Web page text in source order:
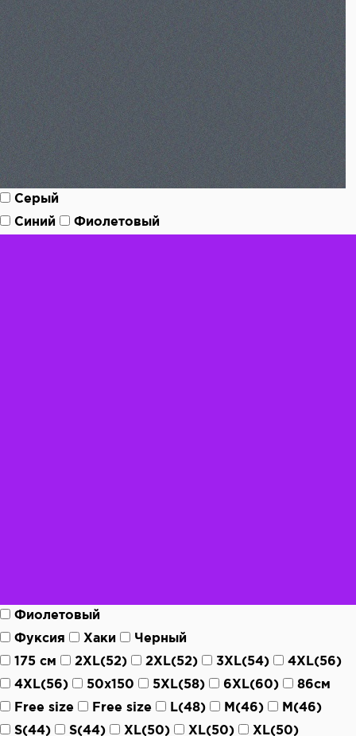
Серый
Синий
Фиолетовый
Фиолетовый
Фуксия
Хаки
Черный
175 см
2XL(52) 2XL(52) 3XL(54)
4XL(56)
4XL(56)
50х150 5XL(58) 6XL(60)
86см
Free size
Free size L(48) M(46)
M(46)
S(44)
S(44) XL(50) XL(50) XL(50)